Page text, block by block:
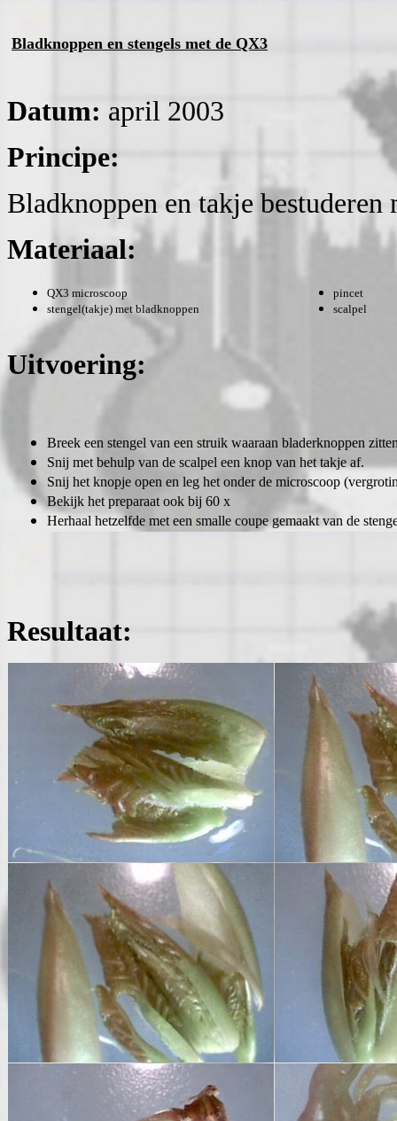
Bladknoppen en stengels met de QX3
Datum: april 2003
Principe:
Bladknoppen en takje bestuderen
Materiaal:
QX3 microscoop
stengel(takje) met bladknoppen
pincet
scalpel
Uitvoering:
Breek een stengel van een struik waaraan bladerknoppen
Snij met behulp van de scalpel een knop van het takje af.
Snij het knopje open en leg het onder de microscoop
Bekijk het preparaat ook bij 60 x
Herhaal hetzelfde met een smalle coupe gemaakt van de
Resultaat: